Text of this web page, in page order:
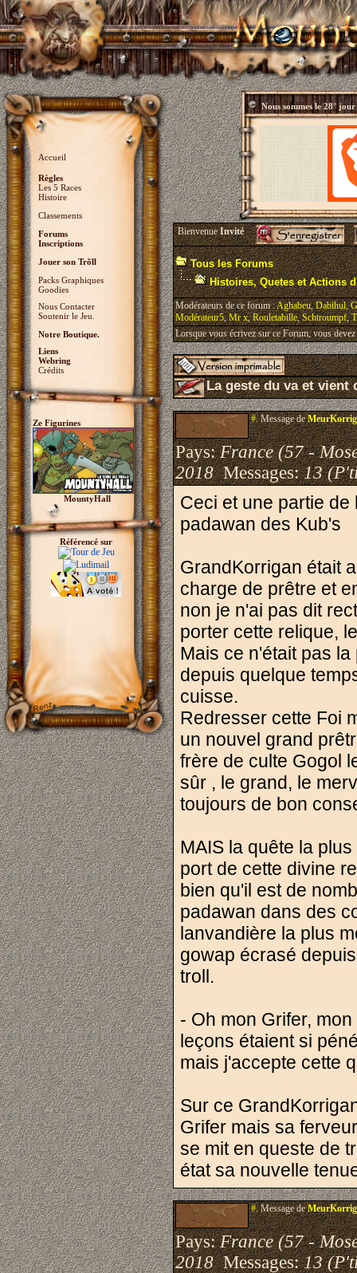
Accueil
Règles
Les 5 Races
Histoire
Classements
Forums
Inscriptions
Jouer son Trõll
Packs Graphiques
Goodies
Nous Contacter
Soutenir le Jeu.
Notre Boutique.
Liens
Webring
Crédits
Ze Figurines
MountyHall
Référencé sur
Nous sommes le28° jour
BienvenueInvité
Tous les Forums
Histoires, Quetes et Actions
Modérateurs de ce forum :Aghabeu,Dabihul,
Modérateur5,Mr x,Rouletabille,Schtroumpf,
Lorsque vous écrivez sur ce Forum, vous
La geste du va et vient
#.Message de
Pays:France (57 -
2018Messages:13
Ceci et une partie
padawan des Kub's
GrandKorrigan était
charge de prêtre et
non je n'ai pas dit
porter cette relique,
Mais ce n'était pas
depuis quelque
cuisse.
Redresser cette Foi
un nouvel grand
frère de culte Gogol
sûr , le grand, le
toujours de bon
MAIS la quête la
port de cette divine
bien qu'il est de
padawan dans des
lanvandière la plus
gowap écrasé
troll.
- Oh mon Grifer,
leçons étaient si
mais j'accepte cette
Sur ce
Grifer mais sa
se mit en queste de
état sa nouvelle
#.Message de
Pays:France (57 -
2018Messages:13